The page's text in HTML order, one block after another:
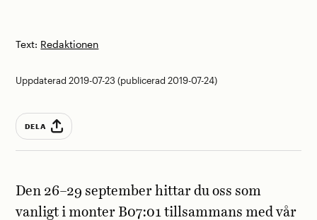
Text: Redaktionen
Uppdaterad 2019-07-23 (publicerad 2019-07-24)
DELA
Den 26–29 september hittar du oss som
vanligt i monter B07:01 tillsammans med vår